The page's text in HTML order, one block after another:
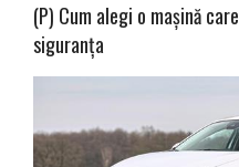
(P) Cum alegi o mașină
siguranța